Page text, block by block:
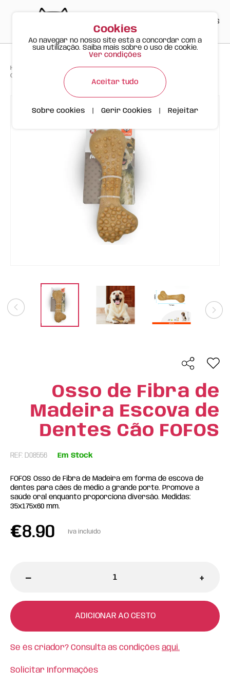
ES
Happy Meow Produtos > >
Osso de Fibra de Madeira Escova de Dentes Cão FOFOS
Osso de Fibra de
Madeira Escova de
Dentes Cão FOFOS
REF: D08556 Em Stock
FOFOS Osso de Fibra de Madeira em forma de escova de
dentes para cães de médio a grande porte. Promove a
saúde oral enquanto proporciona diversão. Medidas:
35x175x60 mm.
€8.90 Iva incluído
- +
ADICIONAR AO CESTO
Se és criador? Consulta as condições aqui.
Solicitar Informações
Cookies
Ao navegar no nosso site está a concordar com a
sua utilização. Saiba mais sobre o uso de cookie.
Ver condições
Aceitar tudo
Sobre cookies Gerir Cookies Rejeitar